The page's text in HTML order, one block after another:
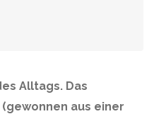
Alltags. Das
aus einer